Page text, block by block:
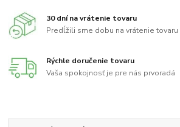
30 dní na vrátenie tovaru
Predĺžili sme dobu na vrátenie tovaru
Rýchle doručenie tovaru
Vaša spokojnosť je pre nás prvoradá